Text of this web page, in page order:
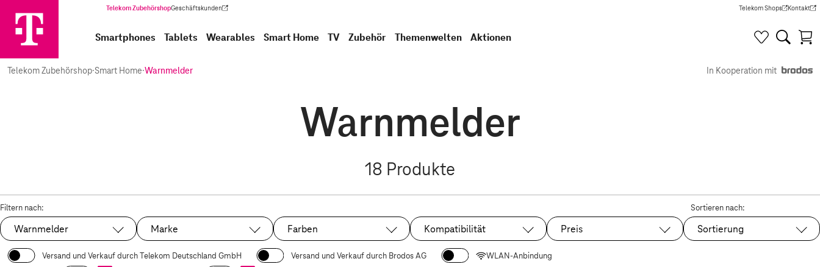
Telekom ZubehörshopGeschäftskunden
(Wird in einem neuen Tab geöffnet) Telekom Shops
(Wird in einem neuen Tab
Kontakt
(Wird in
Smartphones Tablets Wearables Smart Home TV Zubehör Themenwelten Aktionen
Telekom Zubehörshop·Smart Home·Warnmelder In Kooperation mit
Warnmelder
18 Produkte
Filtern nach:
Ausgewählt:
Warnmelder Marke Farben Kompatibilität Preis
Sortieren nach:
Sortierung
Versand und Verkauf durch Telekom Deutschland GmbH Versand und Verkauf durch Brodos AG
WLAN-Anbindung